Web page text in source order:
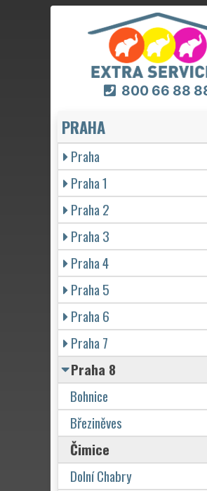
800 66 88
PRAHA
Praha
Praha 1
Praha 2
Praha 3
Praha 4
Praha 5
Praha 6
Praha 7
Praha 8
Bohnice
Březiněves
Čimice
Dolní Chabry